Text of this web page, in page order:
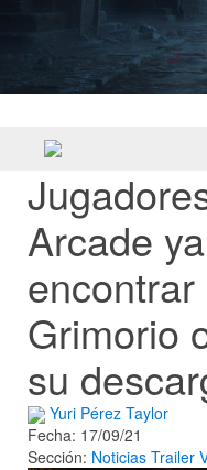
Arcade
Grimorio
su
Yuri Pérez Taylor
Fecha: 17/09/21
Sección: Noticias Trailer